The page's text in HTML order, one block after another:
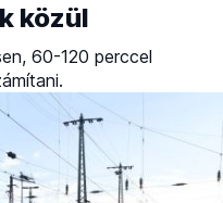
közül
60-120 perccel